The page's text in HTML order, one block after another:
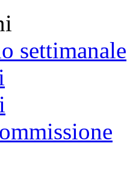
settimanale